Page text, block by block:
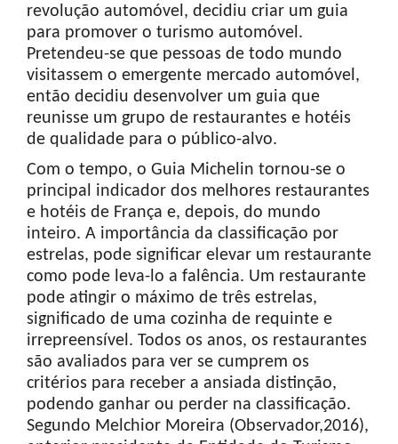
revolução automóvel, decidiu criar um guia
para promover o turismo automóvel.
Pretendeu-se que pessoas de todo mundo
visitassem o emergente mercado automóvel,
então decidiu desenvolver um guia que
reunisse um grupo de restaurantes e hotéis
de qualidade para o público-alvo.
Com o tempo, o Guia Michelin tornou-se o
principal indicador dos melhores restaurantes
e hotéis de França e, depois, do mundo
inteiro. A importância da classificação por
estrelas, pode significar elevar um restaurante
como pode leva-lo a falência. Um restaurante
pode atingir o máximo de três estrelas,
significado de uma cozinha de requinte e
irrepreensível. Todos os anos, os restaurantes
são avaliados para ver se cumprem os
critérios para receber a ansiada distinção,
podendo ganhar ou perder na classificação.
Segundo Melchior Moreira (Observador,2016),